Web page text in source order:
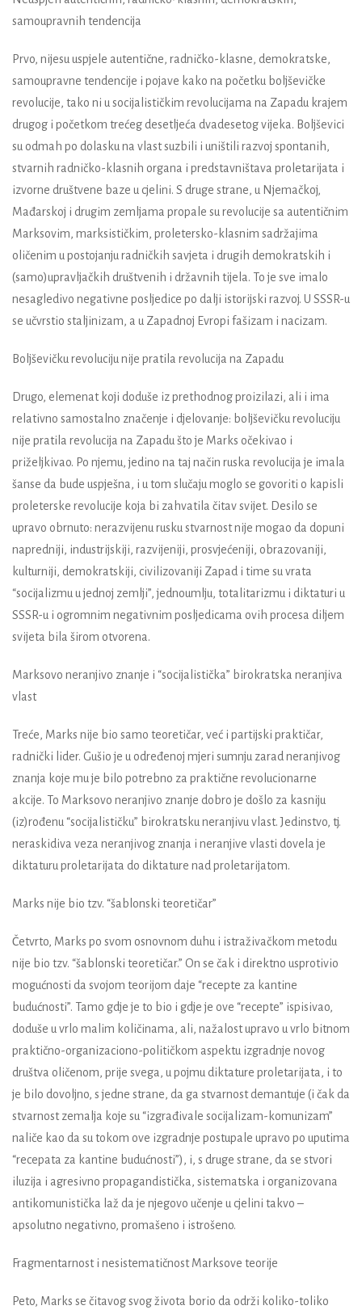
samoupravnih tendencija
Prvo, nijesu uspjele autentične, radničko-klasne, demokratske,
samoupravne tendencije i pojave kako na početku boljševičke
revolucije, tako ni u socijalističkim revolucijama na Zapadu krajem
drugog i početkom trećeg desetljeća dvadesetog vijeka. Boljševici
su odmah po dolasku na vlast suzbili i uništili razvoj spontanih,
stvarnih radničko-klasnih organa i predstavništava proletarijata i
izvorne društvene baze u cjelini. S druge strane, u Njemačkoj,
Mađarskoj i drugim zemljama propale su revolucije sa autentičnim
Marksovim, marksističkim, proletersko-klasnim sadržajima
oličenim u postojanju radničkih savjeta i drugih demokratskih i
(samo)upravljačkih društvenih i državnih tijela. To je sve imalo
nesagledivo negativne posljedice po dalji istorijski razvoj. U SSSR-u
se učvrstio staljinizam, a u Zapadnoj Evropi fašizam i nacizam.
Boljševičku revoluciju nije pratila revolucija na Zapadu
Drugo, elemenat koji doduše iz prethodnog proizilazi, ali i ima
relativno samostalno značenje i djelovanje: boljševičku revoluciju
nije pratila revolucija na Zapadu što je Marks očekivao i
priželjkivao. Po njemu, jedino na taj način ruska revolucija je imala
šanse da bude uspješna, i u tom slučaju moglo se govoriti o kapisli
proleterske revolucije koja bi zahvatila čitav svijet. Desilo se
upravo obrnuto: nerazvijenu rusku stvarnost nije mogao da dopuni
napredniji, industrijskiji, razvijeniji, prosvjećeniji, obrazovaniji,
kulturniji, demokratskiji, civilizovaniji Zapad i time su vrata
“socijalizmu u jednoj zemlji”, jednoumlju, totalitarizmu i diktaturi u
SSSR-u i ogromnim negativnim posljedicama ovih procesa diljem
svijeta bila širom otvorena.
Marksovo neranjivo znanje i “socijalistička” birokratska neranjiva
vlast
Treće, Marks nije bio samo teoretičar, već i partijski praktičar,
radnički lider. Gušio je u određenoj mjeri sumnju zarad neranjivog
znanja koje mu je bilo potrebno za praktične revolucionarne
akcije. To Marksovo neranjivo znanje dobro je došlo za kasniju
(iz)rođenu “socijalističku” birokratsku neranjivu vlast. Jedinstvo, tj.
neraskidiva veza neranjivog znanja i neranjive vlasti dovela je
diktaturu proletarijata do diktature nad proletarijatom.
Marks nije bio tzv. “šablonski teoretičar”
Četvrto, Marks po svom osnovnom duhu i istraživačkom metodu
nije bio tzv. “šablonski teoretičar.” On se čak i direktno usprotivio
mogućnosti da svojom teorijom daje “recepte za kantine
budućnosti”. Tamo gdje je to bio i gdje je ove “recepte” ispisivao,
doduše u vrlo malim količinama, ali, nažalost upravo u vrlo bitnom
praktično-organizaciono-političkom aspektu izgradnje novog
društva oličenom, prije svega, u pojmu diktature proletarijata, i to
je bilo dovoljno, s jedne strane, da ga stvarnost demantuje (i čak da
stvarnost zemalja koje su “izgrađivale socijalizam-komunizam”
naliče kao da su tokom ove izgradnje postupale upravo po uputima
“recepata za kantine budućnosti”), i, s druge strane, da se stvori
iluzija i agresivno propagandistička, sistematska i organizovana
antikomunistička laž da je njegovo učenje u cjelini takvo –
apsolutno negativno, promašeno i istrošeno.
Fragmentarnost i nesistematičnost Marksove teorije
Peto, Marks se čitavog svog života borio da održi koliko-toliko